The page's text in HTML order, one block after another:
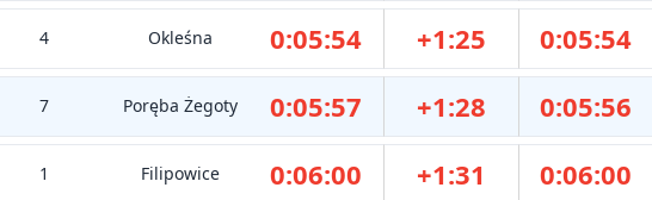
4 Okleśna 0:05:54 +1:25 0:05:54
7 Poręba Żegoty 0:05:57 +1:28 0:05:56
1 Filipowice 0:06:00 +1:31 0:06:00